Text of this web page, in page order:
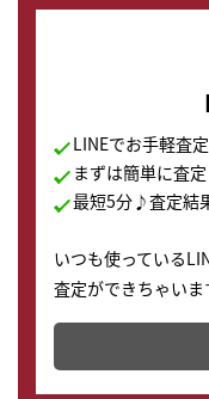
LINEでお手軽査定
まずは簡単に査
最短5分♪査定結
いつも使っている
査定ができちゃい
どこからでもすぐ